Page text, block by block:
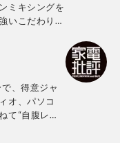
ミキシングを
いこだわりを
、得意ジャ
オ、パソコ
て“自腹レビ